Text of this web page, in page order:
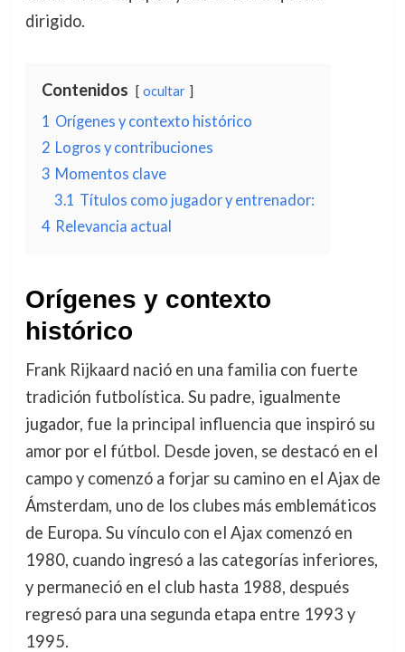
dirigido.
Contenidos ocultar
1 Orígenes y contexto histórico
2 Logros y contribuciones
3 Momentos clave
3.1 Títulos como jugador y entrenador:
4 Relevancia actual
Orígenes y contexto
histórico
Frank Rijkaard nació en una familia con fuerte
tradición futbolística. Su padre, igualmente
jugador, fue la principal influencia que inspiró su
amor por el fútbol. Desde joven, se destacó en el
campo y comenzó a forjar su camino en el Ajax de
Ámsterdam, uno de los clubes más emblemáticos
de Europa. Su vínculo con el Ajax comenzó en
1980, cuando ingresó a las categorías inferiores,
y permaneció en el club hasta 1988, después
regresó para una segunda etapa entre 1993 y
1995.